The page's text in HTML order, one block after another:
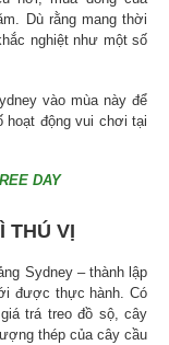
Dù rằng mang thời
nghiệt như một số
vào mùa này để
hoạt động vui chơi tại
DAY
THÚ VỊ
Sydney – thành lập
được thực hành. Có
trá treo đồ sộ, cây
thép của cây cầu